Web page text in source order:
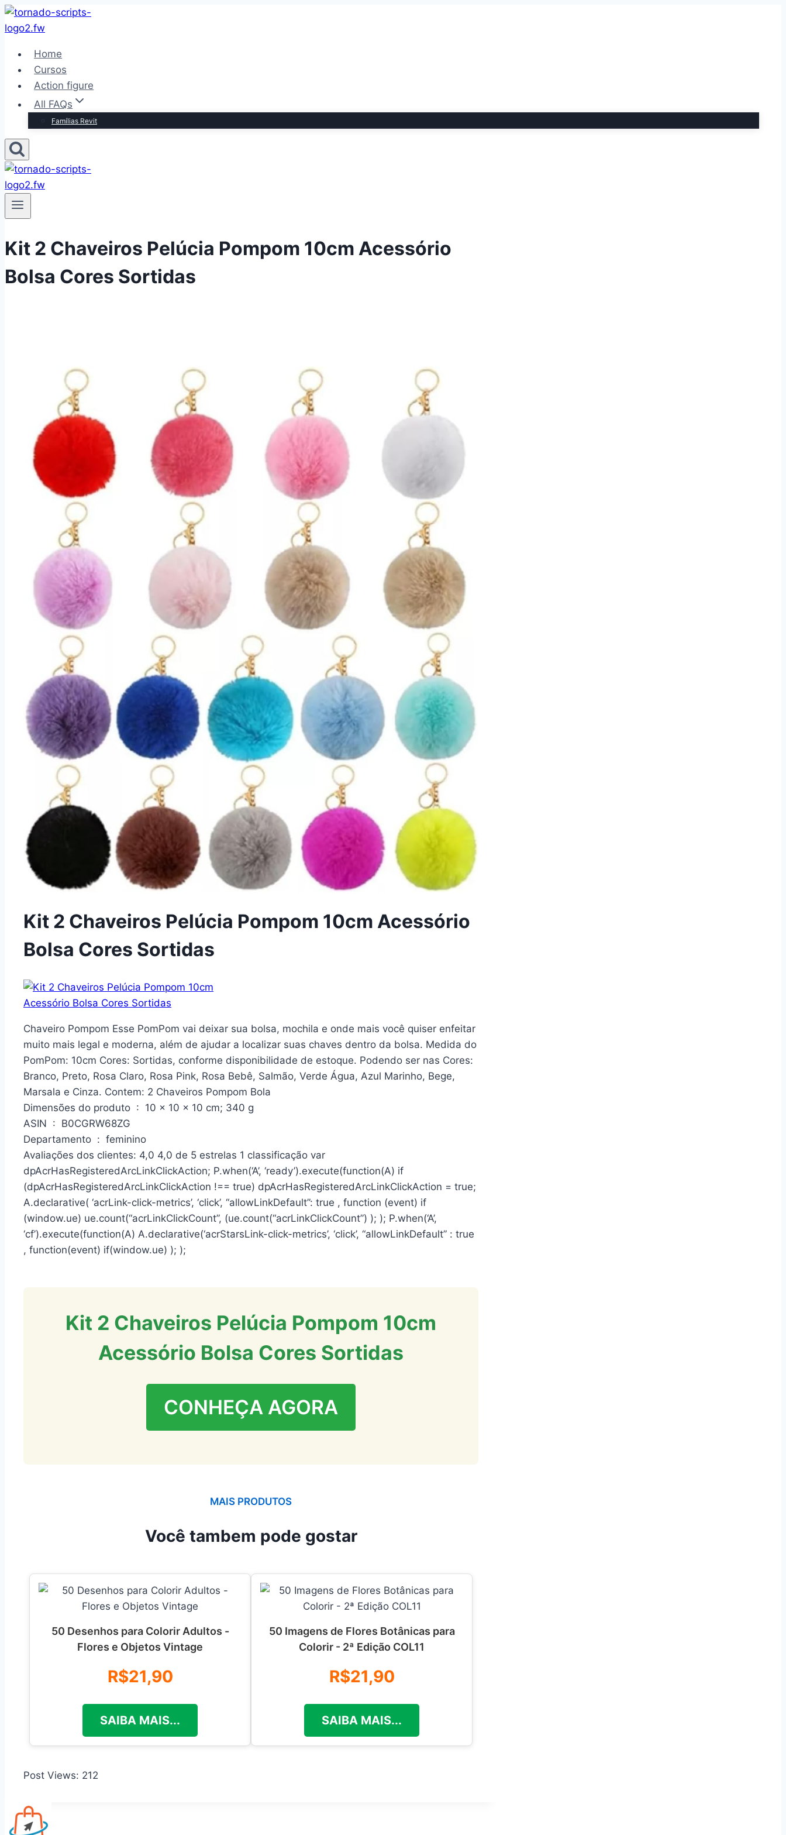
Pular
para
Conteúdo
Home
Cursos
Action figure
All FAQs
Famílias Revit
Kit 2 Chaveiros Pelúcia Pompom 10cm Acessório
Bolsa Cores Sortidas
Kit 2 Chaveiros Pelúcia Pompom 10cm Acessório
Bolsa Cores Sortidas
Chaveiro Pompom Esse PomPom vai deixar sua bolsa, mochila e onde mais você quiser enfeitar
muito mais legal e moderna, além de ajudar a localizar suas chaves dentro da bolsa. Medida do
PomPom: 10cm Cores: Sortidas, conforme disponibilidade de estoque. Podendo ser nas Cores:
Branco, Preto, Rosa Claro, Rosa Pink, Rosa Bebê, Salmão, Verde Água, Azul Marinho, Bege,
Marsala e Cinza. Contem: 2 Chaveiros Pompom Bola
Dimensões do produto ‏ : ‎ 10 x 10 x 10 cm; 340 g
ASIN ‏ : ‎ B0CGRW68ZG
Departamento ‏ : ‎ feminino
Avaliações dos clientes: 4,0 4,0 de 5 estrelas 1 classificação var
dpAcrHasRegisteredArcLinkClickAction; P.when(‘A’, ‘ready’).execute(function(A) if
(dpAcrHasRegisteredArcLinkClickAction !== true) dpAcrHasRegisteredArcLinkClickAction = true;
A.declarative( ‘acrLink-click-metrics’, ‘click’, “allowLinkDefault”: true , function (event) if
(window.ue) ue.count(“acrLinkClickCount”, (ue.count(“acrLinkClickCount”) ); ); P.when(‘A’,
‘cf’).execute(function(A) A.declarative(‘acrStarsLink-click-metrics’, ‘click’, “allowLinkDefault” : true
, function(event) if(window.ue) ); );
Kit 2 Chaveiros Pelúcia Pompom 10cm
Acessório Bolsa Cores Sortidas
CONHEÇA AGORA
MAIS PRODUTOS
Você tambem pode gostar
50 Desenhos para Colorir Adultos -
Flores e Objetos Vintage
R$21,90
SAIBA MAIS...
50 Imagens de Flores Botânicas para
Colorir - 2ª Edição COL11
R$21,90
SAIBA MAIS...
Post Views: 212